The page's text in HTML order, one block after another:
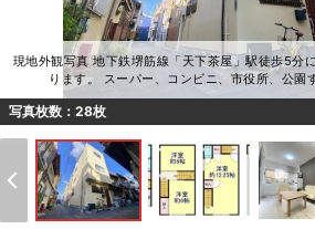
現地外観写真 地下鉄堺筋線「天下茶屋」駅徒歩5分
ります。 スーパー、コンビニ、市役所、公園
写真枚数：28枚